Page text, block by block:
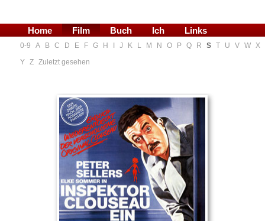
Home Film Buch Ich Links
0-9 A B C D E F G H J K L M N O P Q R S T U V W X
Y Z Zuletzt gesehen